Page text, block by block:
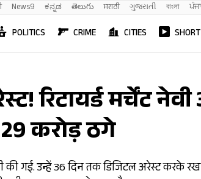
News9 ಕನ್ನಡ తెలుగు मराठी ગુજરાતી বাংলা
POLITICS CRIME CITIES
रिटायर्ड मर्चेंट
करोड़ ठगे
की गई. उन्हें 36 दिन तक डिजिटल अरेस्ट करके